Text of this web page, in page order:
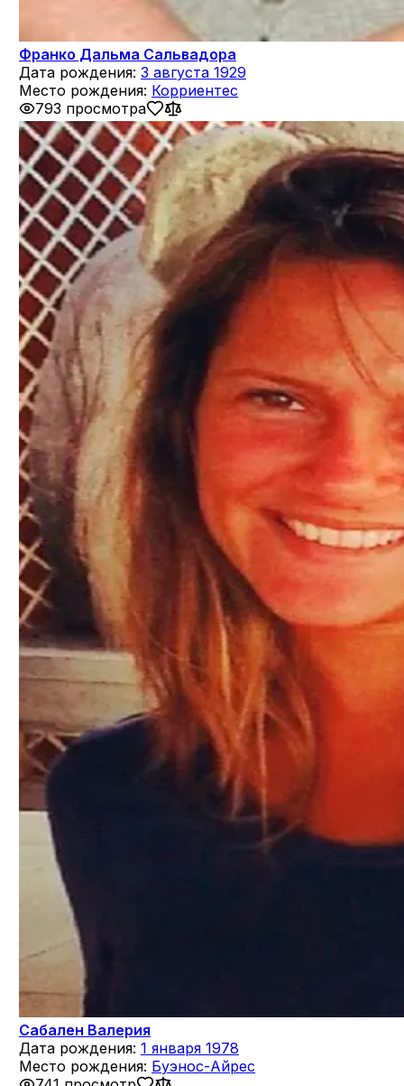
Франко Дальма Сальвадора
Дата рождения: 3 августа 1929
Место рождения: Корриентес
793 просмотра
Сабален Валерия
Дата рождения: 1 января 1978
Место рождения: Буэнос-Айрес